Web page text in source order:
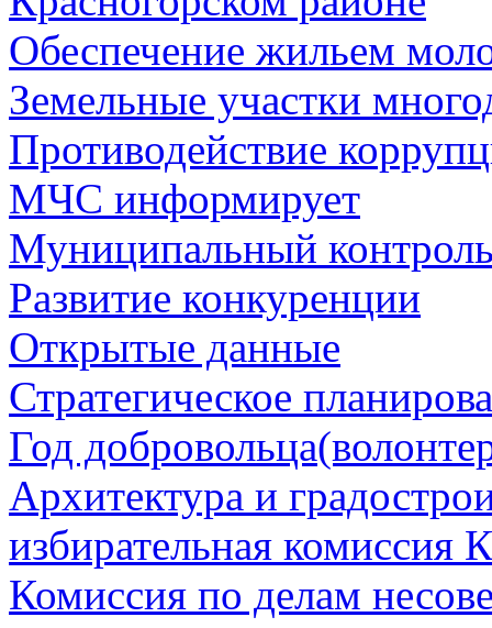
Обеспечение жильем
Земельные участки
Противодействие
МЧС информирует
Муниципальный
Развитие конкуренции
Открытые данные
Стратегическое
Год
Архитектура и
избирательная комиссия
Комиссия по делам